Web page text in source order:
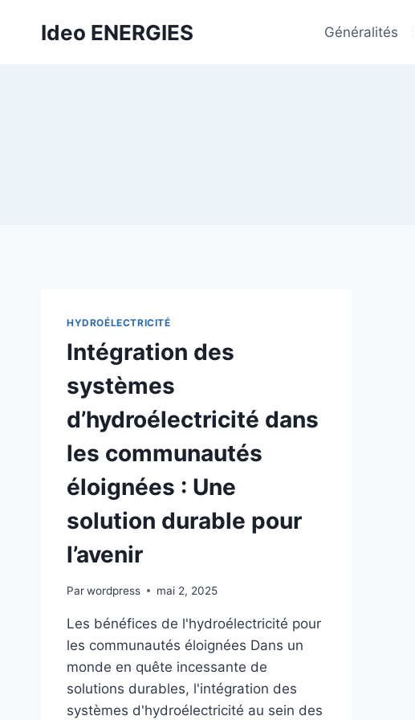
Ideo ENERGIES Généralités
HYDROÉLECTRICITÉ
Intégration des
systèmes
d’hydroélectricité dans
les communautés
éloignées : Une
solution durable pour
l’avenir
Parwordpress mai 2, 2025
Les bénéfices de l'hydroélectricité pour
les communautés éloignées Dans un
monde en quête incessante de
solutions durables, l'intégration des
systèmes d'hydroélectricité au sein des